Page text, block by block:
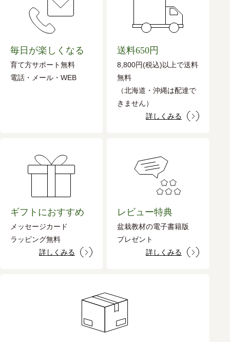
毎日が楽しくなる
育て方サポート無料
電話・メール・WEB
送料650円
8,800円(税込)以上で送料
無料
（北海道・沖縄は配達で
きません）
詳しくみる
ギフトにおすすめ
メッセージカード
ラッピング無料
詳しくみる
レビュー特典
盆栽教材の電子書籍版
プレゼント
詳しくみる